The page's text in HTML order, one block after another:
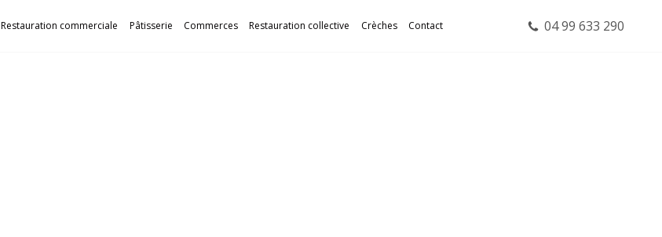
Restauration commerciale Pâtisserie Commerces Restauration collective Crèches Contact 04 99 633 290